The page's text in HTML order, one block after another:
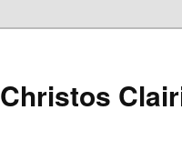
Christos